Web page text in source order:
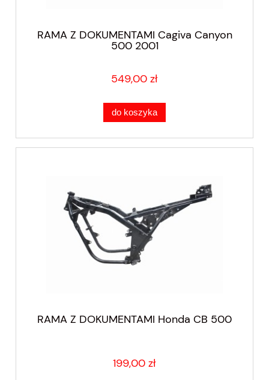
RAMA Z DOKUMENTAMI Cagiva Canyon
500 2001
549,00 zł
do koszyka
RAMA Z DOKUMENTAMI Honda CB 500
199,00 zł